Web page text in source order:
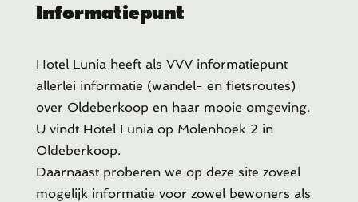
Informatiepunt
Hotel Lunia heeft als VVV informatiepunt
allerlei informatie (wandel- en fietsroutes)
over Oldeberkoop en haar mooie omgeving.
U vindt Hotel Lunia op Molenhoek 2 in
Oldeberkoop.
Daarnaast proberen we op deze site zoveel
mogelijk informatie voor zowel bewoners als